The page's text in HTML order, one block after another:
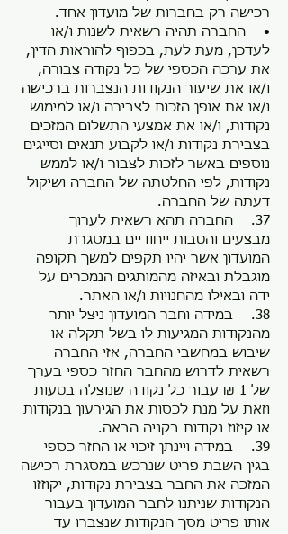
רכישה רק בחברות של מועדון אחד.
• החברה תהיה רשאית לשנות ו/או
לעדכן, מעת לעת, בכפוף להוראות הדין,
את ערכה הכספי של כל נקודה צבורה,
ו/או את שיעור הנקודות הנצברות ברכישה
ו/או את אופן הזכות לצבירה ו/או למימוש
נקודות, ו/או את אמצעי התשלום המזכים
בצבירת נקודות ו/או לקבוע תנאים וסייגים
נוספים באשר לזכות לצבור ו/או לממש
נקודות, לפי החלטתה של החברה ושיקול
דעתה של החברה.
37. החברה תהא רשאית לערוך
מבצעים והטבות ייחודיים במסגרת
המועדון אשר יהיו תקפים למשך תקופה
מוגבלת ובאיזה מהמותגים הנמכרים על
ידה ובאילו מהחנויות ו/או האתר.
38. במידה וחבר המועדון ניצל יותר
מהנקודות המגיעות לו בשל תקלה או
שיבוש במחשבי החברה, אזי החברה
רשאית לדרוש מהחבר החזר כספי בערך
של 1 ₪ עבור כל נקודה שנוצלה בטעות
וזאת על מנת לכסות את הגירעון בנקודות
או קיזוז נקודות בקניה הבאה.
39. במידה ויינתן זיכוי או החזר כספי
בגין השבת פריט שנרכש במסגרת רכישה
המזכה את החבר בצבירת נקודות, יקוזזו
הנקודות שניתנו לחבר המועדון בעבור
אותו פריט מסך הנקודות שנצברו עד